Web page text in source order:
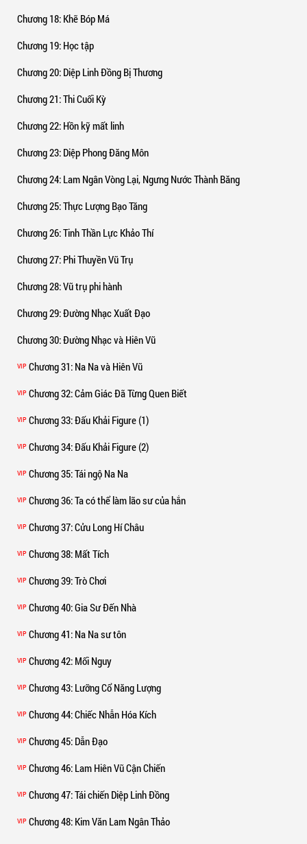
Chương 18: Khẽ Bóp Má
Chương 19: Học tập
Chương 20: Diệp Linh Đồng Bị Thương
Chương 21: Thi Cuối Kỳ
Chương 22: Hồn kỹ mất linh
Chương 23: Diệp Phong Đăng Môn
Chương 24: Lam Ngân Vòng Lại, Ngưng Nước Thành Băng
Chương 25: Thực Lượng Bạo Tăng
Chương 26: Tinh Thần Lực Khảo Thí
Chương 27: Phi Thuyền Vũ Trụ
Chương 28: Vũ trụ phi hành
Chương 29: Đường Nhạc Xuất Đạo
Chương 30: Đường Nhạc và Hiên Vũ
VIP Chương 31: Na Na và Hiên Vũ
VIP Chương 32: Cảm Giác Đã Từng Quen Biết
VIP Chương 33: Đấu Khải Figure (1)
VIP Chương 34: Đấu Khải Figure (2)
VIP Chương 35: Tái ngộ Na Na
VIP Chương 36: Ta có thể làm lão sư của hắn
VIP Chương 37: Cửu Long Hí Châu
VIP Chương 38: Mất Tích
VIP Chương 39: Trò Chơi
VIP Chương 40: Gia Sư Đến Nhà
VIP Chương 41: Na Na sư tôn
VIP Chương 42: Mối Nguy
VIP Chương 43: Lưỡng Cổ Năng Lượng
VIP Chương 44: Chiếc Nhẫn Hóa Kích
VIP Chương 45: Dẫn Đạo
VIP Chương 46: Lam Hiên Vũ Cận Chiến
VIP Chương 47: Tái chiến Diệp Linh Đồng
VIP Chương 48: Kim Văn Lam Ngân Thảo